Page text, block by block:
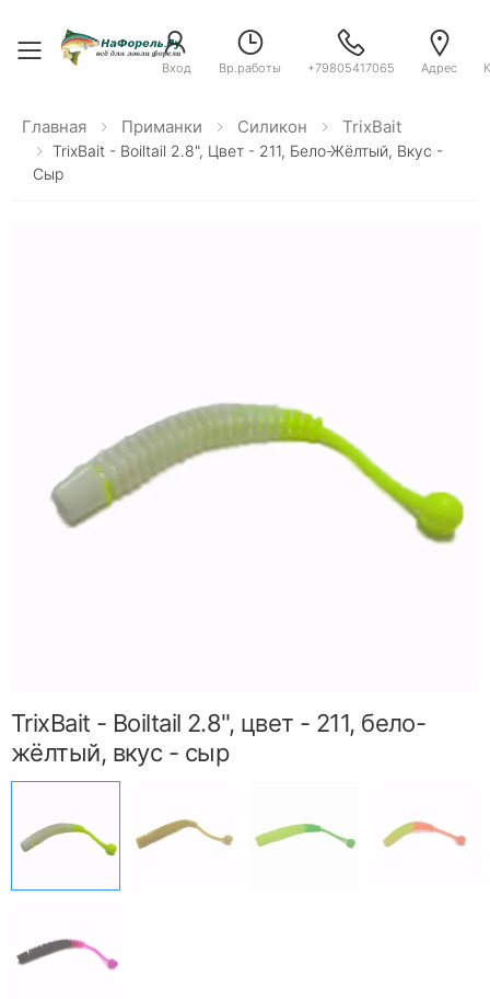
Toggle menu
Вход Вр.работы +79805417065 Адрес
Главная Приманки Силикон TrixBait
TrixBait - Boiltail 2.8", Цвет - 211, Бело-Жёлтый, Вкус -
Сыр
TrixBait - Boiltail 2.8", цвет - 211, бело-
жёлтый, вкус - сыр